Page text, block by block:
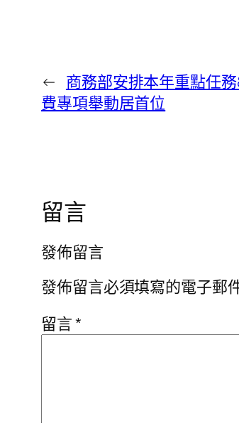
← 商務部安排本年重點任
費專項舉動居首位
留言
發佈留言
發佈留言必須填寫的電子郵
留言*